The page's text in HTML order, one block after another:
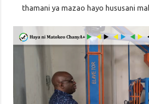
thamani ya mazao hayo hususani